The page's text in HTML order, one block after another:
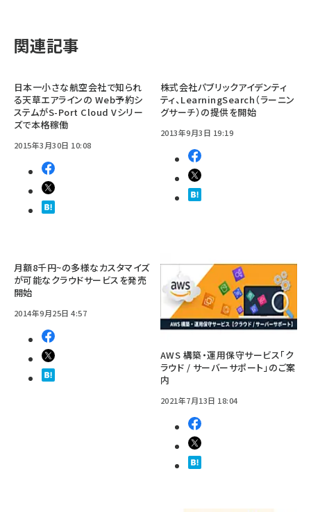
関連記事
日本一小さな航空会社で知られ
る天草エアラインの Web予約シ
ステムがS-Port Cloud Vシリー
ズで本格稼働
2015年3月30日 10:08
株式会社パブリックアイデンティ
ティ、LearningSearch（ラーニン
グサーチ）の提供を開始
2013年9月3日 19:19
月額8千円~の多様なカスタマイズ
が可能なクラウドサービスを発売
開始
2014年9月25日 4:57
AWS 構築・運用保守サービス「ク
ラウド / サーバーサポート」のご案
内
2021年7月13日 18:04